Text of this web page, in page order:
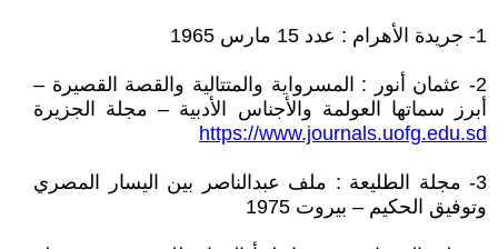
1- جريدة الأهرام : عدد 15 مارس 1965
2- عثمان أنور : المسرواية والمتتالية والقصة القصيرة –
أبرز سماتها العولمة والأجناس الأدبية – مجلة الجزيرة
https://www.journals.uofg.edu.sd
3- مجلة الطليعة : ملف عبدالناصر بين اليسار المصري
وتوفيق الحكيم – بيروت 1975